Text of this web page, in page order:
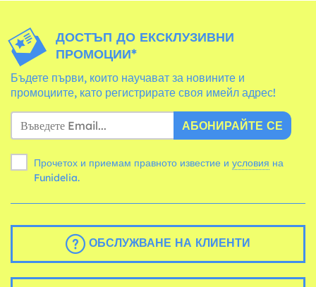
ДОСТЪП ДО ЕКСКЛУЗИВНИ
ПРОМОЦИИ*
Бъдете първи, които научават за новините и
промоциите, като регистрирате своя имейл адрес!
АБОНИРАЙТЕ СЕ
Прочетох и приемам правното известие и условия
Funidelia.
ОБСЛУЖВАНЕ НА КЛИЕНТИ